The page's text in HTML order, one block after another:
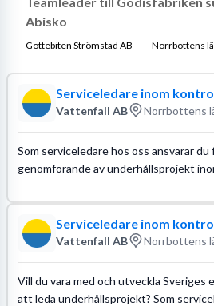
Abisko
Gottebiten Strömstad AB Norrbottens
Serviceledare inom
Vattenfall AB Norrbottens
Som serviceledare hos oss ansvarar
genomförande av underhållsprojekt
Serviceledare inom
Vattenfall AB Norrbottens
Vill du vara med och utveckla
att leda underhållsprojekt? Som